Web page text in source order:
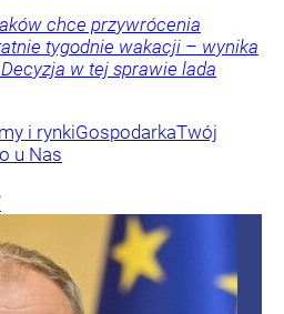
chce przywrócenia
tygodnie wakacji – wynika
w tej sprawie lada
i rynkiGospodarkaTwój
u Nas